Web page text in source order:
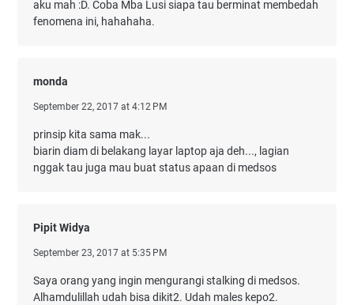
aku mah :D. Coba Mba Lusi siapa tau berminat membedah
fenomena ini, hahahaha.
monda
September 22, 2017 at 4:12 PM
prinsip kita sama mak...
biarin diam di belakang layar laptop aja deh..., lagian
nggak tau juga mau buat status apaan di medsos
Pipit Widya
September 23, 2017 at 5:35 PM
Saya orang yang ingin mengurangi stalking di medsos.
Alhamdulillah udah bisa dikit2. Udah males kepo2.